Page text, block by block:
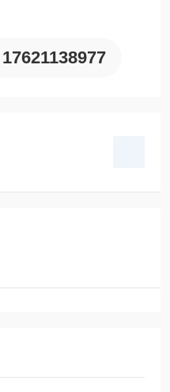
17621138977